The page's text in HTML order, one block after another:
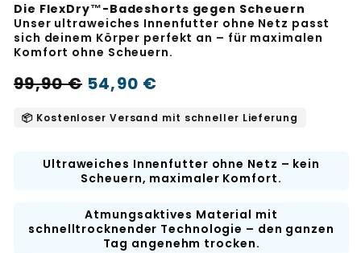
Die FlexDry™-Badeshorts gegen Scheuern
Unser ultraweiches Innenfutter ohne Netz passt
sich deinem Körper perfekt an – für maximalen
Komfort ohne Scheuern.
Regulärer
Preis
54,90 €
Aktionspreis
99,90 €
📦 Kostenloser Versand mit schneller Lieferung
Ultraweiches Innenfutter ohne Netz – kein
Scheuern, maximaler Komfort.
Atmungsaktives Material mit
schnelltrocknender Technologie – den ganzen
Tag angenehm trocken.